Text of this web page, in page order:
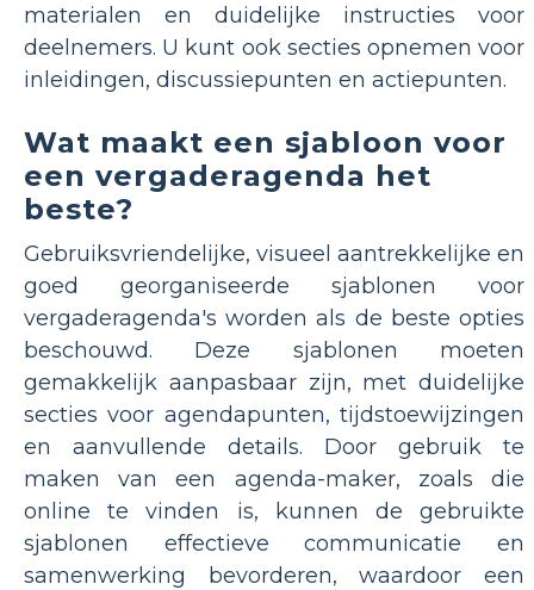
materialen en duidelijke instructies voor
deelnemers. U kunt ook secties opnemen voor
inleidingen, discussiepunten en actiepunten.
Wat maakt een sjabloon voor
een vergaderagenda het
beste?
Gebruiksvriendelijke, visueel aantrekkelijke en
goed georganiseerde sjablonen voor
vergaderagenda's worden als de beste opties
beschouwd. Deze sjablonen moeten
gemakkelijk aanpasbaar zijn, met duidelijke
secties voor agendapunten, tijdstoewijzingen
en aanvullende details. Door gebruik te
maken van een agenda-maker, zoals die
online te vinden is, kunnen de gebruikte
sjablonen effectieve communicatie en
samenwerking bevorderen, waardoor een